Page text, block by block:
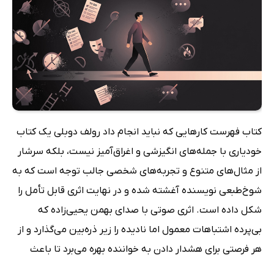
کتاب فهرست کارهایی که نباید انجام داد رولف دوبلی یک کتاب
خودیاری با جمله‌های انگیزشی و اغراق‌آمیز نیست، بلکه سرشار
از مثال‌های متنوع و تجربه‌های شخصی جالب توجه است که به
شوخ‌طبعی نویسنده آغشته شده و در نهایت اثری قابل تأمل را
شکل داده است. اثری صوتی با صدای بهمن یحیی‌زاده که
بی‌پرده اشتباهات معمول اما نادیده را زیر ذره‌بین می‌گذارد و از
هر فرصتی برای هشدار دادن به خواننده بهره می‌برد تا باعث